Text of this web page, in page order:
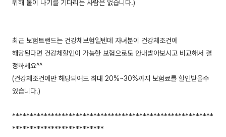
위해 불이 나기를 기다리는 사람은 없습니다.)
최근 보험트랜드는 건강체보험일텐데 자녀분이 건강체조건에
해당된다면 건강체할인이 가능한 보험으로도 안내받아보시고 비교해서 결
정하세요^^
(건강체조건에만 해당되어도 최대 20%~30%까지 보험료를 할인받을수
있습니다.)
*********************************************************
**************************